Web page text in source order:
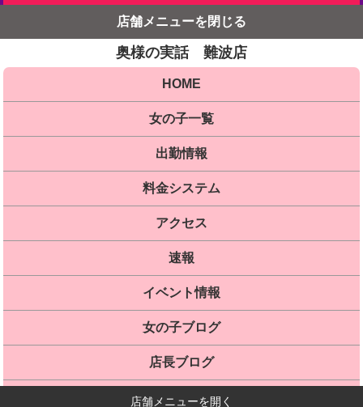
店舗メニューを開く
店舗メニューを閉じる
奥様の実話 難波店
HOME
女の子一覧
出勤情報
料金システム
アクセス
速報
イベント情報
女の子ブログ
店長ブログ
口コミ